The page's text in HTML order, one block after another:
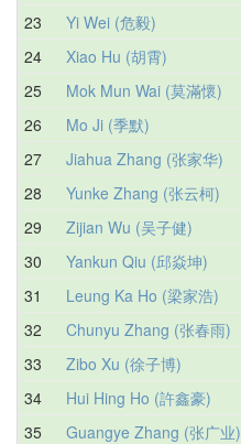
23
Yi Wei (危毅)
24
Xiao Hu (胡霄)
25
Mok Mun Wai (莫滿懷)
26
Mo Ji (季默)
27
Jiahua Zhang (张家华)
28
Yunke Zhang (张云柯)
29
Zijian Wu (吴子健)
30
Yankun Qiu (邱焱坤)
31
Leung Ka Ho (梁家浩)
32
Chunyu Zhang (张春雨)
33
Zibo Xu (徐子博)
34
Hui Hing Ho (許鑫豪)
35
Guangye Zhang (张广业)